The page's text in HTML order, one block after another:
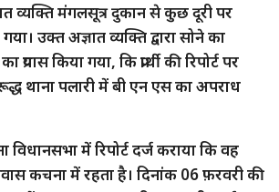
व्यक्ति मंगलसूत्र दुकान से कुछ दूरी पर
उक्त अज्ञात व्यक्ति द्वारा सोने का
किया गया, कि प्रार्थी की रिपोर्ट पर
थाना पलारी में बी एन एस का अपराध
विधानसभा में रिपोर्ट दर्ज कराया कि वह
कचना में रहता है। दिनांक 06 फ़रवरी की